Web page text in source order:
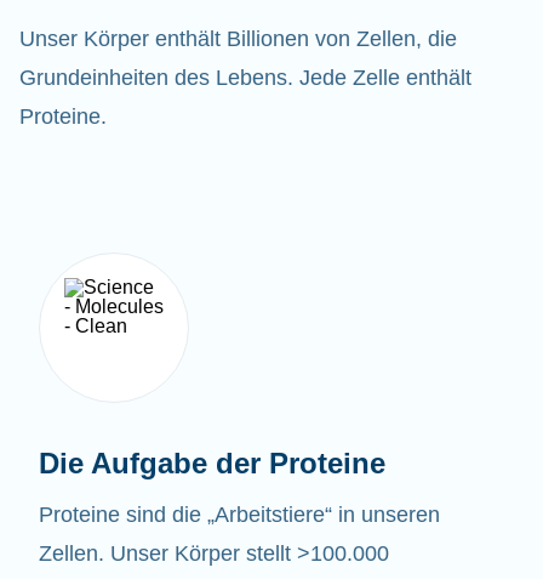
Unser Körper enthält Billionen von Zellen, die
Grundeinheiten des Lebens. Jede Zelle enthält
Proteine.
Die Aufgabe der Proteine
Proteine sind die „Arbeitstiere“ in unseren
Zellen. Unser Körper stellt >100.000